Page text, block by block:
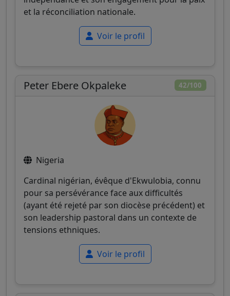
et la réconciliation nationale.
Voir le profil
42/100
Peter Ebere Okpaleke
Nigeria
Cardinal nigérian, évêque d'Ekwulobia, connu
pour sa persévérance face aux difficultés
(ayant été rejeté par son diocèse précédent) et
son leadership pastoral dans un contexte de
tensions ethniques.
Voir le profil